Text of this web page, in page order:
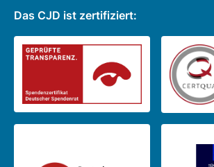
Das CJD ist zertifiziert: